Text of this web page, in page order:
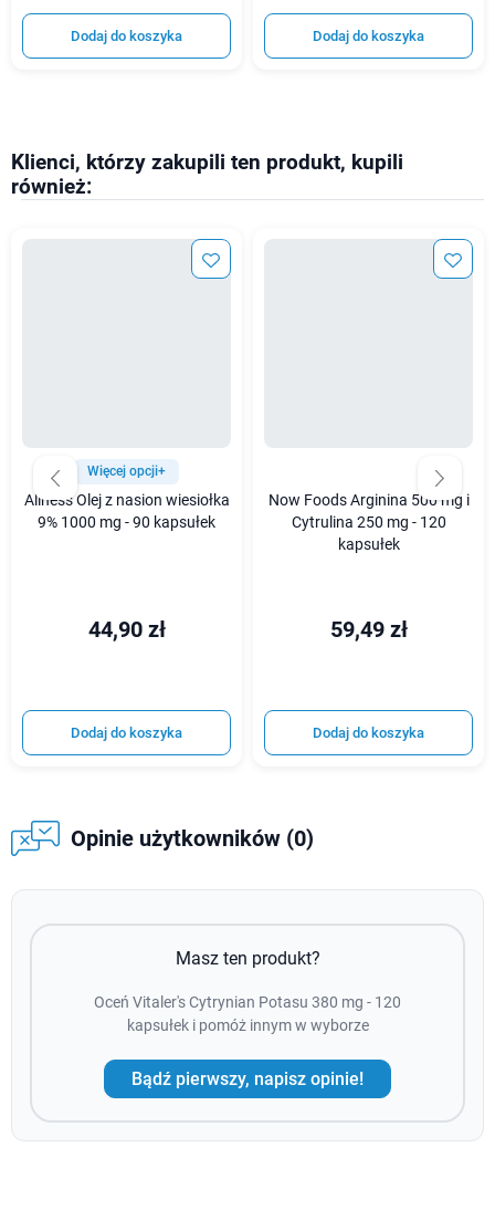
Dodaj do koszyka Dodaj do koszyka
Klienci, którzy zakupili ten produkt, kupili
również:
Więcej opcji+
Aliness Olej z nasion wiesiołka
9% 1000 mg - 90 kapsułek
44,90 zł
Dodaj do koszyka
Now Foods Arginina 500 mg i
Cytrulina 250 mg - 120
kapsułek
59,49 zł
Dodaj do koszyka
Opinie użytkowników (0)
Masz ten produkt?
Oceń Vitaler's Cytrynian Potasu 380 mg - 120
kapsułek i pomóż innym w wyborze
Bądź pierwszy, napisz opinie!